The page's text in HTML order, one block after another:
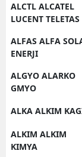
ALCTL ALCATEL
LUCENT TELETAS
ALFAS ALFA
ENERJI
ALGYO ALARKO
GMYO
ALKA ALKIM
ALKIM ALKIM
KIMYA